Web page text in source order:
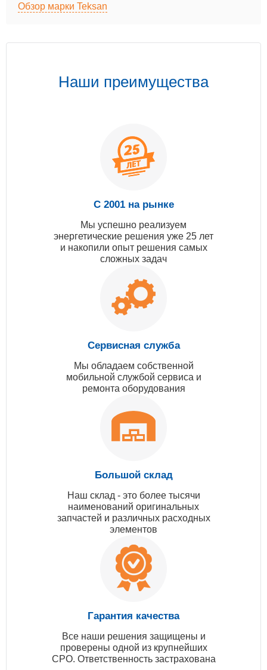
Обзор марки Teksan
Наши преимущества
С 2001 на рынке
Мы успешно реализуем
энергетические решения уже 25 лет
и накопили опыт решения самых
сложных задач
Сервисная служба
Мы обладаем собственной
мобильной службой сервиса и
ремонта оборудования
Большой склад
Наш склад - это более тысячи
наименований оригинальных
запчастей и различных расходных
элементов
Гарантия качества
Все наши решения защищены и
проверены одной из крупнейших
СРО. Ответственность застрахована